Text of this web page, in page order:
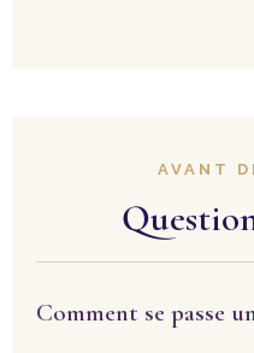
AVANT
Comment se passe